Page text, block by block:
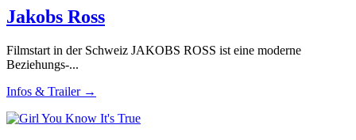
Jakobs Ross
Filmstart in der Schweiz JAKOBS ROSS ist eine moderne
Beziehungs-...
Infos & Trailer →